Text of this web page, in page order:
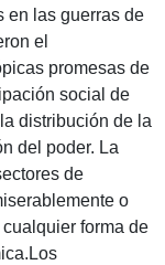
en las guerras de
el
promesas de
social de
distribución de la
del poder. La
de
o
forma de
Los